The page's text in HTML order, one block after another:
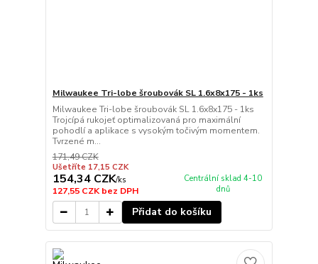
Milwaukee Tri-lobe šroubovák SL 1.6x8x175 - 1ks
Milwaukee Tri-lobe šroubovák SL 1.6x8x175 - 1ks
Trojcípá rukojeť optimalizovaná pro maximální
pohodlí a aplikace s vysokým točivým momentem.
Tvrzené m...
171,49 CZK
Ušetříte 17,15 CZK
154,34 CZK/ks
127,55 CZKbez DPH
Centrální sklad 4-10
dnů
Přidat do košíku